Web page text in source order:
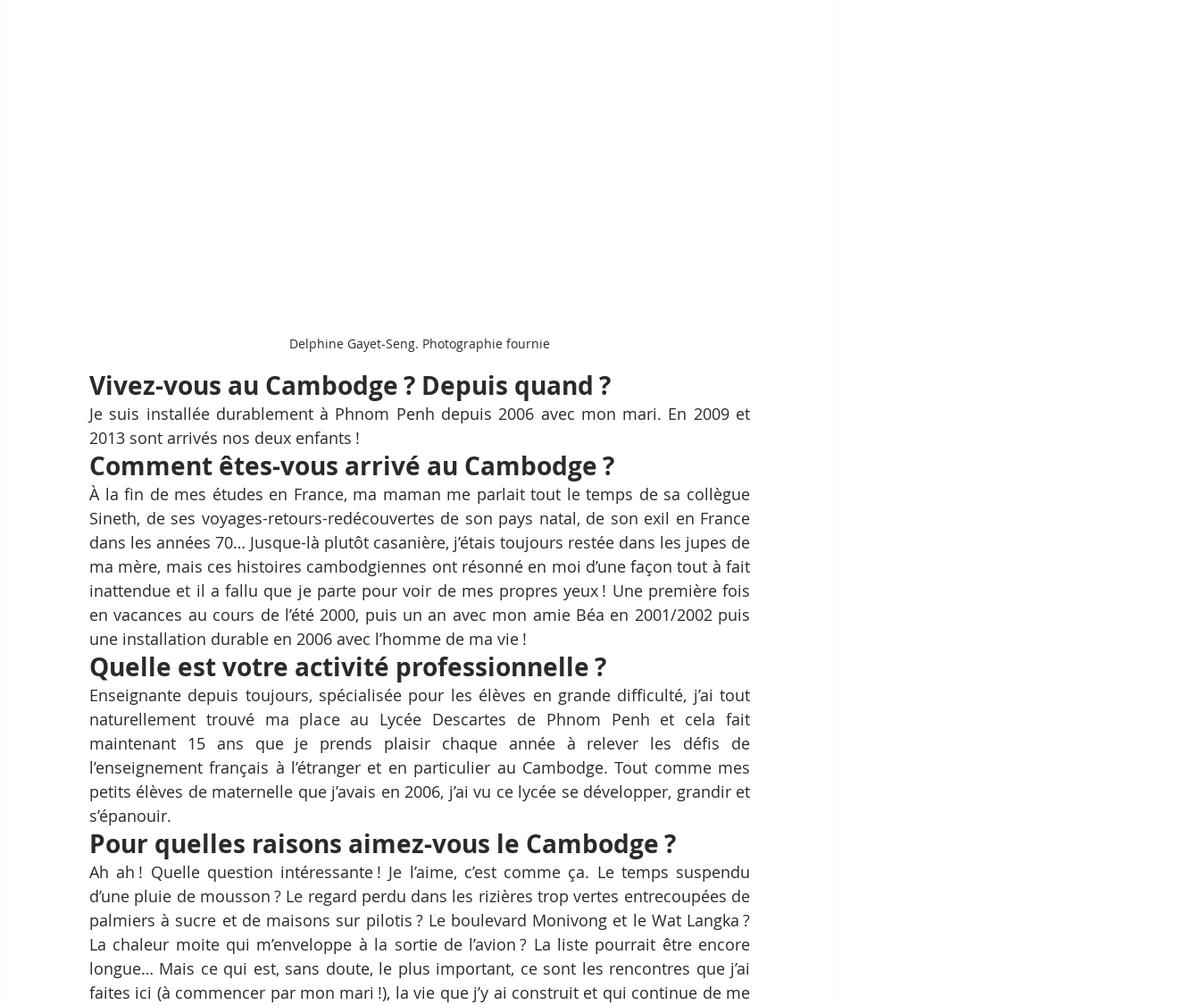
Delphine Gayet-Seng. Photographie fournie
Vivez-vous au Cambodge ? Depuis quand ?
Je suis installée durablement à Phnom Penh depuis 2006 avec mon mari. En 2009 et
2013 sont arrivés nos deux enfants !
Comment êtes-vous arrivé au Cambodge ?
À la fin de mes études en France, ma maman me parlait tout le temps de sa collègue
Sineth, de ses voyages-retours-redécouvertes de son pays natal, de son exil en France
dans les années 70… Jusque-là plutôt casanière, j’étais toujours restée dans les jupes de
ma mère, mais ces histoires cambodgiennes ont résonné en moi d’une façon tout à fait
inattendue et il a fallu que je parte pour voir de mes propres yeux ! Une première fois
en vacances au cours de l’été 2000, puis un an avec mon amie Béa en 2001/2002 puis
une installation durable en 2006 avec l’homme de ma vie !
Quelle est votre activité professionnelle ?
Enseignante depuis toujours, spécialisée pour les élèves en grande difficulté, j’ai tout
naturellement trouvé ma place au Lycée Descartes de Phnom Penh et cela fait
maintenant 15 ans que je prends plaisir chaque année à relever les défis de
l’enseignement français à l’étranger et en particulier au Cambodge. Tout comme mes
petits élèves de maternelle que j’avais en 2006, j’ai vu ce lycée se développer, grandir et
s’épanouir.
Pour quelles raisons aimez-vous le Cambodge ?
Ah ah ! Quelle question intéressante ! Je l’aime, c’est comme ça. Le temps suspendu
d’une pluie de mousson ? Le regard perdu dans les rizières trop vertes entrecoupées de
palmiers à sucre et de maisons sur pilotis ? Le boulevard Monivong et le Wat Langka ?
La chaleur moite qui m’enveloppe à la sortie de l’avion ? La liste pourrait être encore
longue… Mais ce qui est, sans doute, le plus important, ce sont les rencontres que j’ai
faites ici (à commencer par mon mari !), la vie que j’y ai construit et qui continue de me